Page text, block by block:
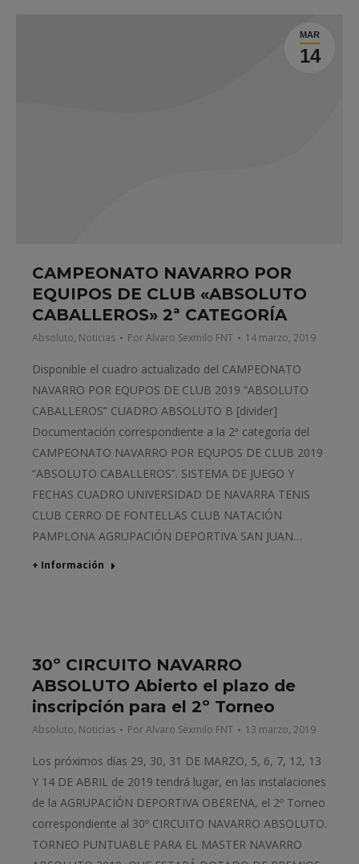
MAR
14
CAMPEONATO NAVARRO POR
EQUIPOS DE CLUB «ABSOLUTO
CABALLEROS» 2ª CATEGORÍA
Absoluto, Noticias PorAlvaro Sexmilo FNT 14 marzo, 2019
Disponible el cuadro actualizado del CAMPEONATO
NAVARRO POR EQUPOS DE CLUB 2019 “ABSOLUTO
CABALLEROS” CUADRO ABSOLUTO B [divider]
Documentación correspondiente a la 2ª categoría del
CAMPEONATO NAVARRO POR EQUPOS DE CLUB 2019
“ABSOLUTO CABALLEROS”. SISTEMA DE JUEGO Y
FECHAS CUADRO UNIVERSIDAD DE NAVARRA TENIS
CLUB CERRO DE FONTELLAS CLUB NATACIÓN
PAMPLONA AGRUPACIÓN DEPORTIVA SAN JUAN…
+ Información
30º CIRCUITO NAVARRO
ABSOLUTO Abierto el plazo de
inscripción para el 2º Torneo
Absoluto, Noticias PorAlvaro Sexmilo FNT 13 marzo, 2019
Los próximos días 29, 30, 31 DE MARZO, 5, 6, 7, 12, 13
Y 14 DE ABRIL de 2019 tendrá lugar, en las instalaciones
de la AGRUPACIÓN DEPORTIVA OBERENA, el 2º Torneo
correspondiente al 30º CIRCUITO NAVARRO ABSOLUTO.
TORNEO PUNTUABLE PARA EL MASTER NAVARRO